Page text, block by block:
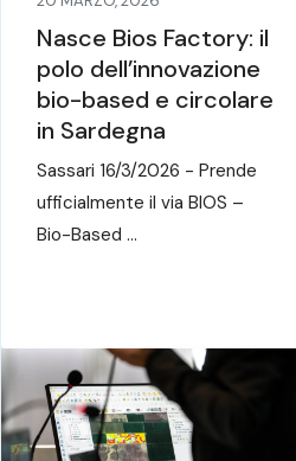
Nasce Bios Factory: il
polo dell’innovazione
bio-based e circolare
in Sardegna
Sassari 16/3/2026 - Prende
ufficialmente il via BIOS –
Bio-Based ...